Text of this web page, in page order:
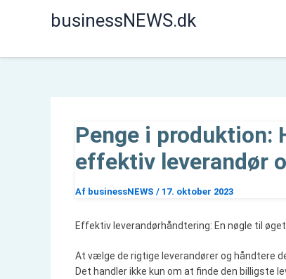
businessNEWS.dk
Penge i produktion:
effektiv leverandør
Af businessNEWS / 17. oktober 2023
Effektiv leverandørhåndtering: En nøgle til
At vælge de rigtige leverandører og håndtere
Det handler ikke kun om at finde den billigste